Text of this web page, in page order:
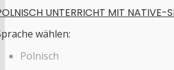
UNTERRICHT MIT NATIVE-
wählen:
Polnisch